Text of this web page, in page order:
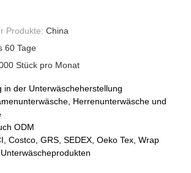
Produkte: China
60 Tage
Stück pro Monat
in der Unterwäscheherstellung
Herrenunterwäsche und
ODM
Costco, GRS, SEDEX, Oeko Tex, Wrap